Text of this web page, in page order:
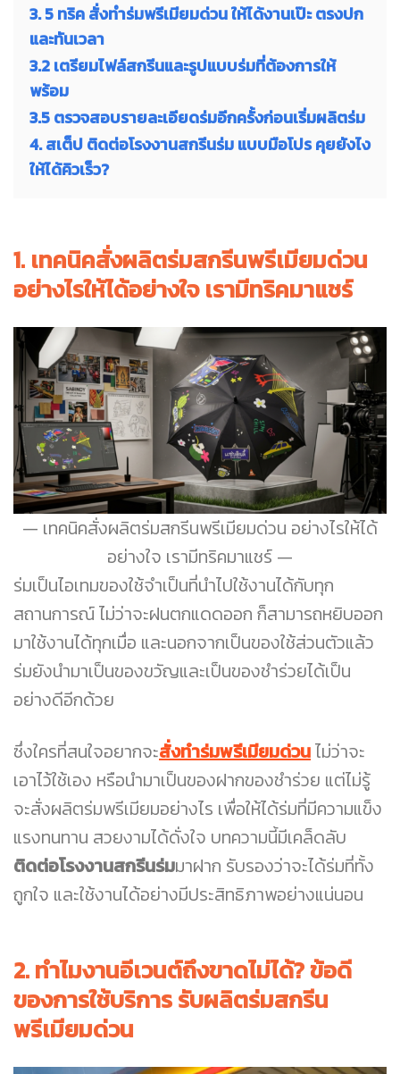
3. 5 ทริค สั่งทำร่มพรีเมียมด่วน ให้ได้งานเป๊ะ ตรงปก
และทันเวลา
3.2 เตรียมไฟล์สกรีนและรูปแบบร่มที่ต้องการให้
พร้อม
3.5 ตรวจสอบรายละเอียดร่มอีกครั้งก่อนเริ่มผลิตร่ม
4. สเต็ป ติดต่อโรงงานสกรีนร่ม แบบมือโปร คุยยังไง
ให้ได้คิวเร็ว?
1. เทคนิคสั่งผลิตร่มสกรีนพรีเมียมด่วน
อย่างไรให้ได้อย่างใจ เรามีทริคมาแชร์
เทคนิคสั่งผลิตร่มสกรีนพรีเมียมด่วน อย่างไรให้ได้
อย่างใจ เรามีทริคมาแชร์
ร่มเป็นไอเทมของใช้จำเป็นที่นำไปใช้งานได้กับทุก
สถานการณ์ ไม่ว่าจะฝนตกแดดออก ก็สามารถหยิบออก
มาใช้งานได้ทุกเมื่อ และนอกจากเป็นของใช้ส่วนตัวแล้ว
ร่มยังนำมาเป็นของขวัญและเป็นของชำร่วยได้เป็น
อย่างดีอีกด้วย
ซึ่งใครที่สนใจอยากจะสั่งทำร่มพรีเมียมด่วนไม่ว่าจะ
เอาไว้ใช้เอง หรือนำมาเป็นของฝากของชำร่วย แต่ไม่รู้
จะสั่งผลิตร่มพรีเมียมอย่างไร เพื่อให้ได้ร่มที่มีความแข็ง
แรงทนทาน สวยงามได้ดั่งใจ บทความนี้มีเคล็ดลับ
ติดต่อโรงงานสกรีนร่มมาฝาก รับรองว่าจะได้ร่มที่ทั้ง
ถูกใจ และใช้งานได้อย่างมีประสิทธิภาพอย่างแน่นอน
2. ทำไมงานอีเวนต์ถึงขาดไม่ได้? ข้อดี
ของการใช้บริการ รับผลิตร่มสกรีน
พรีเมียมด่วน